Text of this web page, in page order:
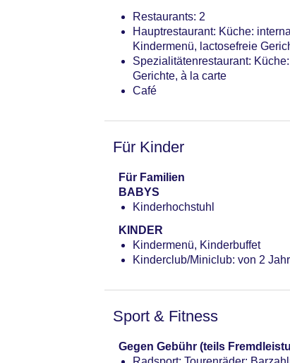
Restaurants: 2
Hauptrestaurant: Küche:
Kindermenü, lactosefreie
Spezialitätenrestaurant:
Gerichte, à la carte
Café
Für Kinder
Für Familien
BABYS
Kinderhochstuhl
KINDER
Kindermenü, Kinderbuffet
Kinderclub/Miniclub: von 2
Sport & Fitness
Gegen Gebühr (teils